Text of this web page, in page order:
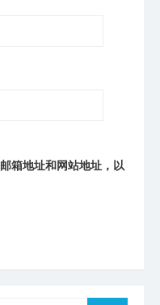
箱地址和网站地址，以